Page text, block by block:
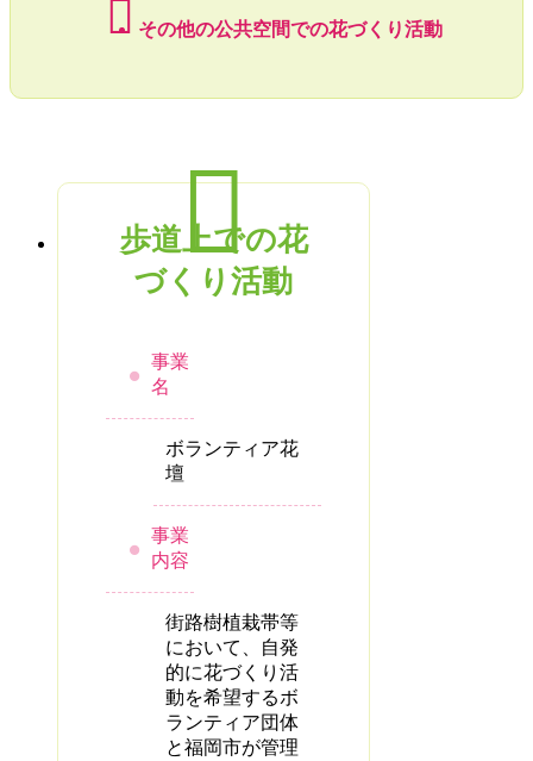
その他の公共空間での花づくり活動
歩道上での花
づくり活動
事業
名
ボランティア花
壇
事業
内容
街路樹植栽帯等
において、自発
的に花づくり活
動を希望するボ
ランティア団体
と福岡市が管理